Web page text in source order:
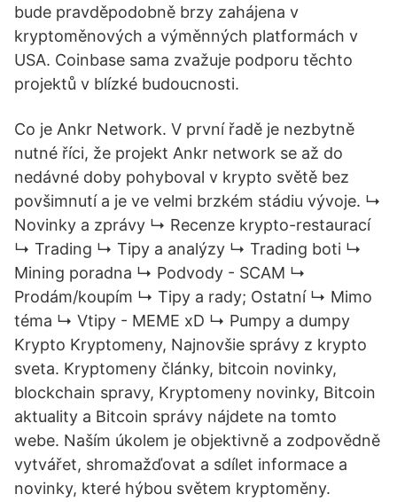
bude pravděpodobně brzy zahájena v
kryptoměnových a výměnných platformách v
USA. Coinbase sama zvažuje podporu těchto
projektů v blízké budoucnosti.
Co je Ankr Network. V první řadě je nezbytně
nutné říci, že projekt Ankr network se až do
nedávné doby pohyboval v krypto světě bez
povšimnutí a je ve velmi brzkém stádiu vývoje. ↳
Novinky a zprávy ↳ Recenze krypto-restaurací
↳ Trading ↳ Tipy a analýzy ↳ Trading boti ↳
Mining poradna ↳ Podvody - SCAM ↳
Prodám/koupím ↳ Tipy a rady; Ostatní ↳ Mimo
téma ↳ Vtipy - MEME xD ↳ Pumpy a dumpy
Krypto Kryptomeny, Najnovšie správy z krypto
sveta. Kryptomeny články, bitcoin novinky,
blockchain spravy, Kryptomeny novinky, Bitcoin
aktuality a Bitcoin správy nájdete na tomto
webe. Naším úkolem je objektivně a zodpovědně
vytvářet, shromažďovat a sdílet informace a
novinky, které hýbou světem kryptoměny.